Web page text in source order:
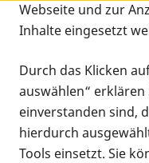
Webseite und zur
Inhalte eingesetzt
Durch das Klicken
auswählen“ erklären
einverstanden sind,
hierdurch
Tools einsetzt. Sie